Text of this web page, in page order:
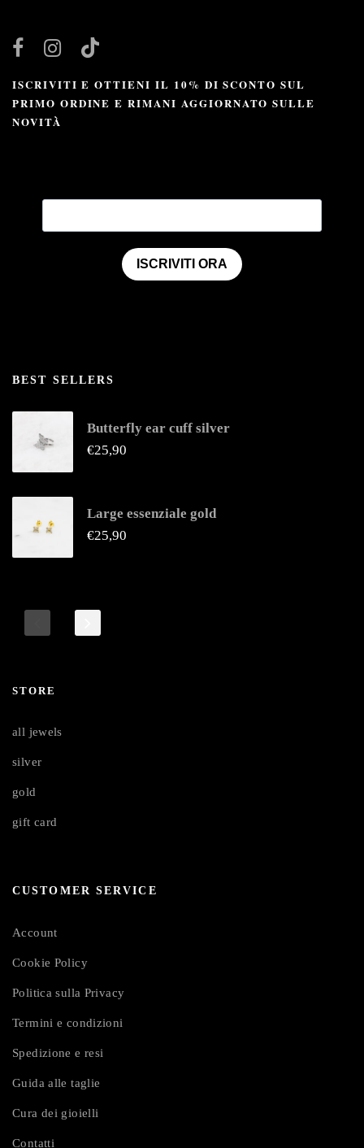
ISCRIVITI E OTTIENI IL 10% DI SCONTO SUL
PRIMO ORDINE E RIMANI AGGIORNATO SULLE
NOVITÀ
ISCRIVITI ORA
BEST SELLERS
Butterfly ear cuff silver
€25,90
Large essenziale gold
€25,90
STORE
all jewels
silver
gold
gift card
CUSTOMER SERVICE
Account
Cookie Policy
Politica sulla Privacy
Termini e condizioni
Spedizione e resi
Guida alle taglie
Cura dei gioielli
Contatti